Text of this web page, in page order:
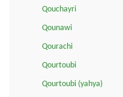
Qouchayri
Qounawi
Qourachi
Qourtoubi
Qourtoubi (yahya)